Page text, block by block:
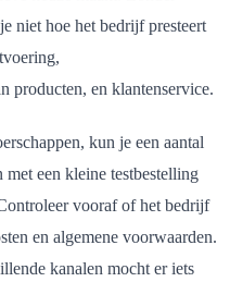
niet hoe het bedrijf presteert
producten, en klantenservice.
kun je een aantal
een kleine testbestelling
vooraf of het bedrijf
en algemene voorwaarden.
kanalen mocht er iets